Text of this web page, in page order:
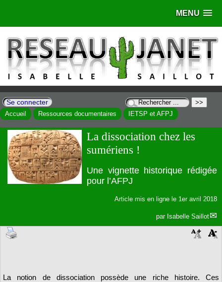
MENU
Se connecter
Accueil Ressources documentaires IETSP et AFPJ
La dissociation chez les
sumériens !
Une vignette historique rédigée
pour l’AFPJ
Article mis en ligne le 1er avril 2018
par Isabelle Saillot
La notion de dissociation possède une riche histoire. Ces